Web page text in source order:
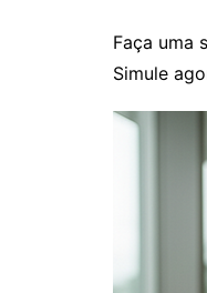
Faça uma
Simule